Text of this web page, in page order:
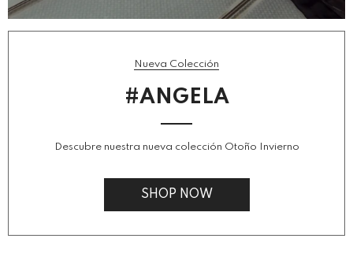
Nueva Colección
#ANGELA
Descubre nuestra nueva colección Otoño Invierno
SHOP NOW